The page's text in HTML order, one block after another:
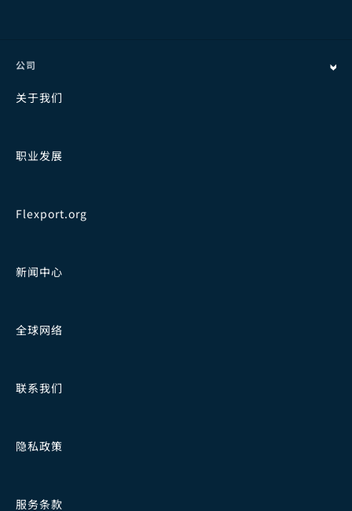
公司
关于我们
职业发展
Flexport.org
新闻中心
全球网络
联系我们
隐私政策
服务条款